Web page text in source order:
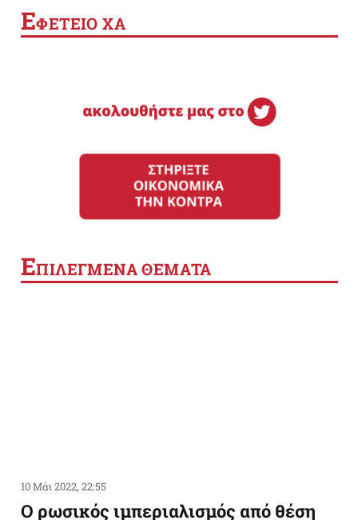
ΕΦΕΤΕΙΟ ΧΑ
ΕΠΙΛΕΓΜΕΝΑ ΘΕΜΑΤΑ
10 Μάι 2022, 22:55
Ο ρωσικός ιμπεριαλισμός από θέση